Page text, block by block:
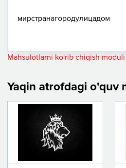
мирстранагородулицадом
Mahsulotlarni ko'rib chiqish
Yaqin atrofdagi o'quv